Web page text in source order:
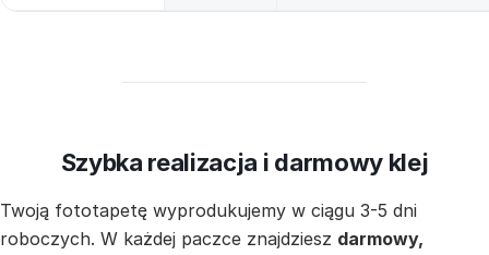
Szybka realizacja i darmowy klej
Twoją fototapetę wyprodukujemy w ciągu 3-5 dni
roboczych. W każdej paczce znajdziesz darmowy,